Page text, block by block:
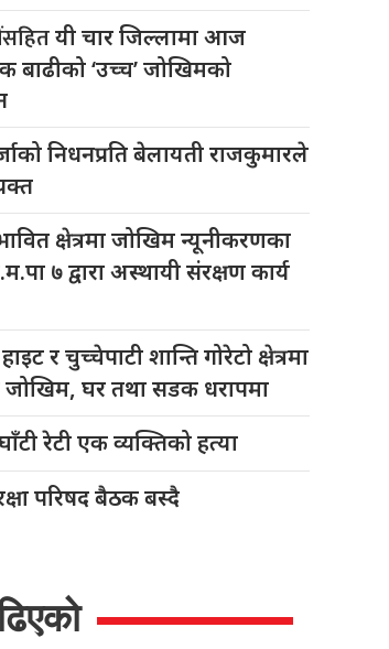
यी चार जिल्लामा आज
‘उच्च’ जोखिमको
निधनप्रति बेलायती राजकुमारले
क्षेत्रमा जोखिम न्यूनीकरणका
७ द्वारा अस्थायी संरक्षण कार्य
हाइट र चुच्चेपाटी शान्ति गोरेटो क्षेत्रमा
जोखिम, घर तथा सडक धरापमा
रेटी एक व्यक्तिको हत्या
परिषद बैठक बस्दै